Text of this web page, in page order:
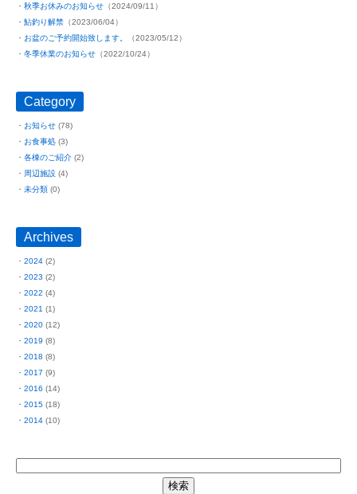
秋季お休みのお知らせ （2024/09/11）
鮎釣り解禁 （2023/06/04）
お盆のご予約開始致します。
（2023/05/12）
冬季休業のお知らせ （2022/10/24）
Category
お知らせ (78)
お食事処 (3)
各棟のご紹介 (2)
周辺施設 (4)
未分類 (0)
Archives
2024 (2)
2023 (2)
2022 (4)
2021 (1)
2020 (12)
2019 (8)
2018 (8)
2017 (9)
2016 (14)
2015 (18)
2014 (10)